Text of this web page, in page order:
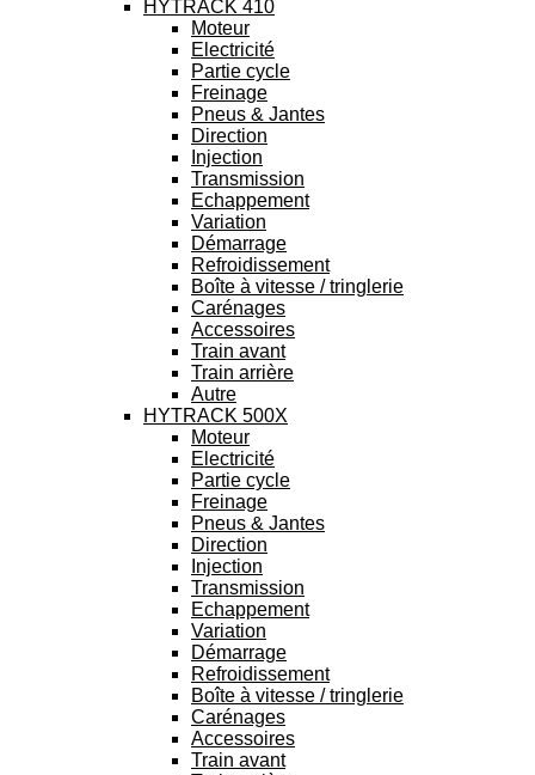
HYTRACK 410
Moteur
Electricité
Partie cycle
Freinage
Pneus & Jantes
Direction
Injection
Transmission
Echappement
Variation
Démarrage
Refroidissement
Boîte à vitesse / tringlerie
Carénages
Accessoires
Train avant
Train arrière
Autre
HYTRACK 500X
Moteur
Electricité
Partie cycle
Freinage
Pneus & Jantes
Direction
Injection
Transmission
Echappement
Variation
Démarrage
Refroidissement
Boîte à vitesse / tringlerie
Carénages
Accessoires
Train avant